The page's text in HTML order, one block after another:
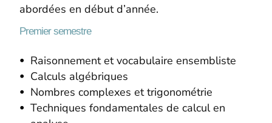
abordées en début d’année.
Premier semestre
Raisonnement et vocabulaire ensembliste
Calculs algébriques
Nombres complexes et trigonométrie
Techniques fondamentales de calcul en